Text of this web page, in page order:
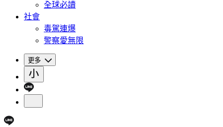
全球必讀
社會
毒駕連爆
警察愛無限
更多